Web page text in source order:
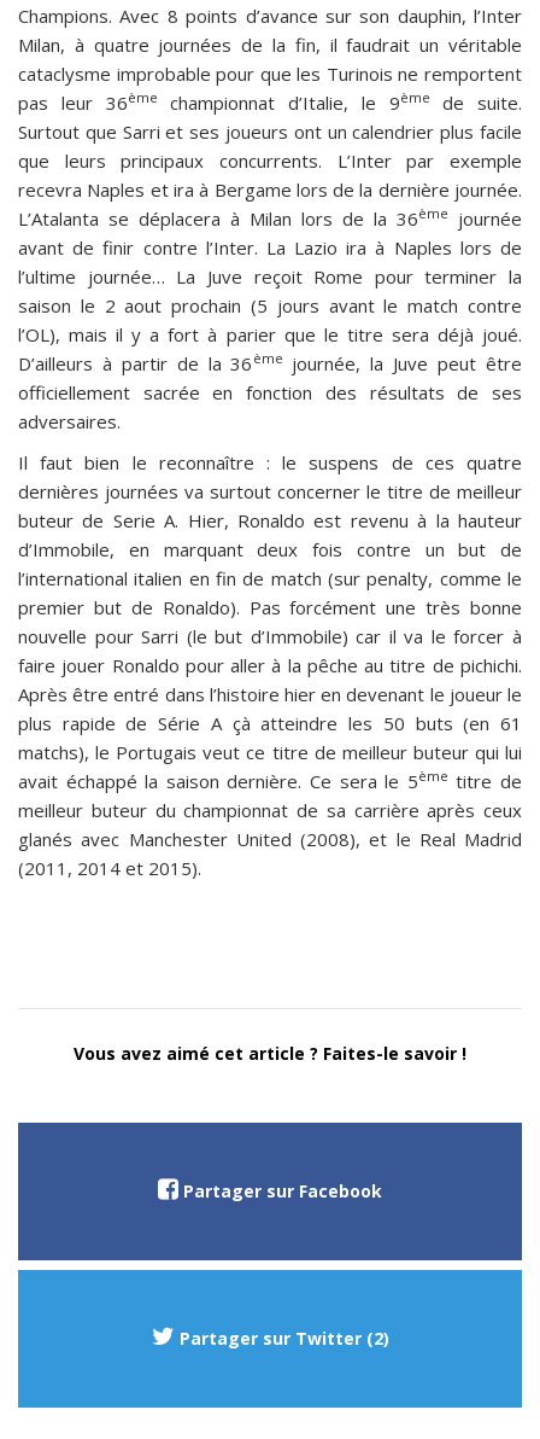
Champions. Avec 8 points d’avance sur son dauphin, l’Inter
Milan, à quatre journées de la fin, il faudrait un véritable
cataclysme improbable pour que les Turinois ne remportent
pas leur 36ème championnat d’Italie, le 9ème
de suite.
Surtout que Sarri et ses joueurs ont un calendrier plus facile
que leurs principaux concurrents. L’Inter par exemple
recevra Naples et ira à Bergame lors de la dernière journée.
L’Atalanta se déplacera à Milan lors de la 36ème
journée
avant de finir contre l’Inter. La Lazio ira à Naples lors de
l’ultime journée… La Juve reçoit Rome pour terminer la
saison le 2 aout prochain (5 jours avant le match contre
l’OL), mais il y a fort à parier que le titre sera déjà joué.
D’ailleurs à partir de la 36 ème journée, la Juve peut être
officiellement sacrée en fonction des résultats de ses
adversaires.
Il faut bien le reconnaître : le suspens de ces quatre
dernières journées va surtout concerner le titre de meilleur
buteur de Serie A. Hier, Ronaldo est revenu à la hauteur
d’Immobile, en marquant deux fois contre un but de
l’international italien en fin de match (sur penalty, comme le
premier but de Ronaldo). Pas forcément une très bonne
nouvelle pour Sarri (le but d’Immobile) car il va le forcer à
faire jouer Ronaldo pour aller à la pêche au titre de pichichi.
Après être entré dans l’histoire hier en devenant le joueur le
plus rapide de Série A çà atteindre les 50 buts (en 61
matchs), le Portugais veut ce titre de meilleur buteur qui lui
avait échappé la saison dernière. Ce sera le 5ème titre de
meilleur buteur du championnat de sa carrière après ceux
glanés avec Manchester United (2008), et le Real Madrid
(2011, 2014 et 2015).
Vous avez aimé cet article ? Faites-le savoir !
Partager sur Facebook
Partager sur Twitter (2)